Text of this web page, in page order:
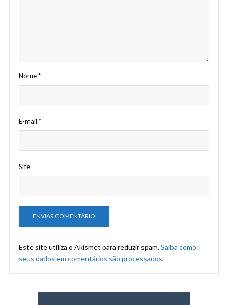
Nome*
E-mail *
Site
Este site utiliza o Akismet para reduzir spam.Saiba como
seus dados em comentários são processados.